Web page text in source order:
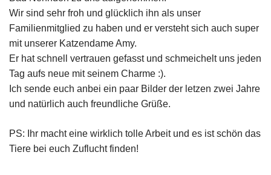
Wir sind sehr froh und glücklich ihn als unser
Familienmitglied zu haben und er versteht sich auch super
mit unserer Katzendame Amy.
Er hat schnell vertrauen gefasst und schmeichelt uns jeden
Tag aufs neue mit seinem Charme :).
Ich sende euch anbei ein paar Bilder der letzen zwei Jahre
und natürlich auch freundliche Grüße.
PS: Ihr macht eine wirklich tolle Arbeit und es ist schön das
Tiere bei euch Zuflucht finden!